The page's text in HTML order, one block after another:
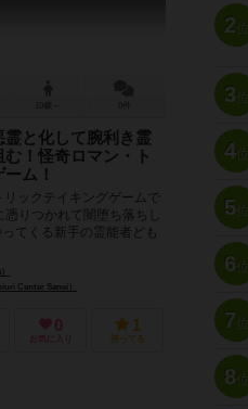
と化して腕利き霊
！怪奇ロマン・ト
ム！
リックテイキングゲームで
りつかれて闇堕ち落ちし
てくる新手の霊能者ども
ょう。...
Center Sanei）
0
お気に入り
1
持ってる
2位
3位
4位
5位
6位
7位
8位